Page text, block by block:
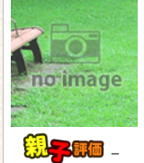
－